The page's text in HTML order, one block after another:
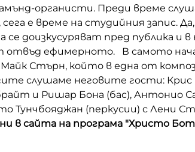
органисти. Преди време
е време на студийния запис.
доизкусуряват пред публика и
отвъд ефимерното. В самото
Стърн, който в една от
слушаме неговите гости:
и Ришар Бона (бас), Антонио
Тунчбояджан (перкусии) с Лени
в сайта на програма "Христо